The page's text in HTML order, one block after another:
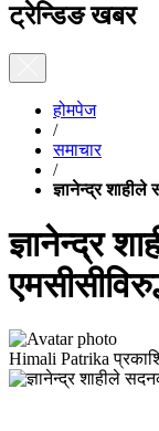
ट्रेन्डिङ खबर
होमपेज
/
समाचार
/
ज्ञानेन्द्र
ज्ञानेन्द्र
Himali Patrika